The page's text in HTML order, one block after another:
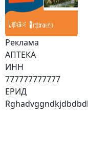
Реклама
АПТЕКА
ИНН
777777777777
ЕРИД